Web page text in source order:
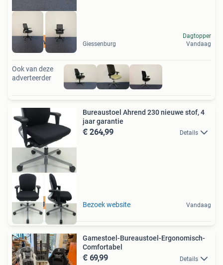
Hoge kwaliteit Giessenburg
Dagtopper
Vandaag
Ook van deze
adverteerder
4 jaar garantie
Bureaustoel Ahrend 230 nieuwe stof, 4
jaar garantie
€ 264,99 Details
Bezoek website Vandaag
Gamestoel-Bureaustoel-Ergonomisch-
Comfortabel
€ 69,99 Details